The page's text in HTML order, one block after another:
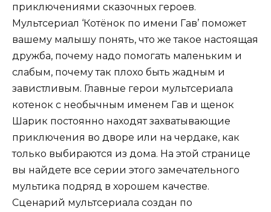
приключениями сказочных героев.
Мультсериал ‘Котёнок по имени Гав’ поможет
вашему малышу понять, что же такое настоящая
дружба, почему надо помогать маленьким и
слабым, почему так плохо быть жадным и
завистливым. Главные герои мультсериала
котенок с необычным именем Гав и щенок
Шарик постоянно находят захватывающие
приключения во дворе или на чердаке, как
только выбираются из дома. На этой странице
вы найдете все серии этого замечательного
мультика подряд в хорошем качестве.
Сценарий мультсериала создан по